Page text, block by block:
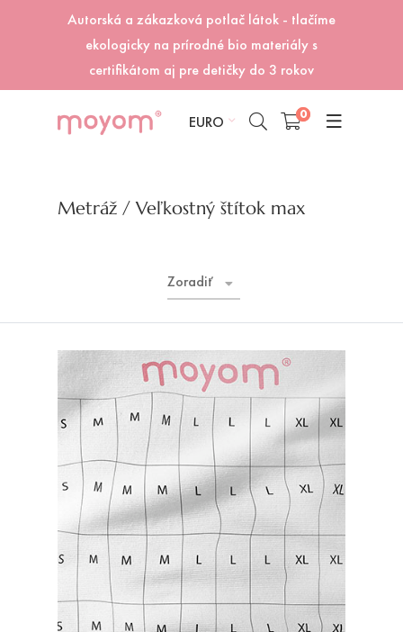
Autorská a zákazková potlač látok - tlačíme
ekologicky na prírodné bio materiály s
certifikátom aj pre detičky do 3 rokov
EURO 0
Metráž / Veľkostný štítok max
Zoradiť